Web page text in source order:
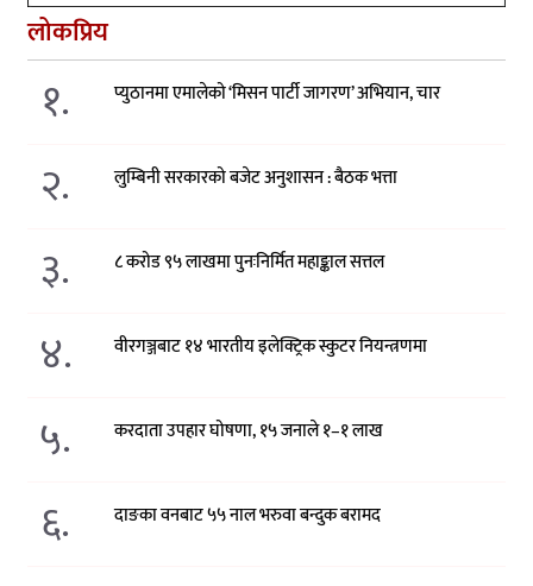
लोकप्रिय
१. प्युठानमा एमालेको ‘मिसन पार्टी जागरण’ अभियान, चार
२. लुम्बिनी सरकारको बजेट अनुशासन : बैठक भत्ता
३. ८ करोड ९५ लाखमा पुनःनिर्मित महाङ्काल सत्तल
४. वीरगञ्जबाट १४ भारतीय इलेक्ट्रिक स्कुटर नियन्त्रणमा
५. करदाता उपहार घोषणा, १५ जनाले १–१ लाख
६. दाङका वनबाट ५५ नाल भरुवा बन्दुक बरामद